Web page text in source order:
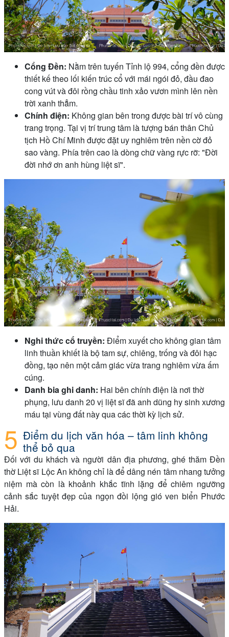
Cổng Đền: Nằm trên tuyến Tỉnh lộ 994, cổng đền được
thiết kế theo lối kiến trúc cổ với mái ngói đỏ, đầu đao
cong vút và đôi rồng chầu tinh xảo vươn mình lên nền
trời xanh thẳm.
Chính điện: Không gian bên trong được bài trí vô cùng
trang trọng. Tại vị trí trung tâm là tượng bán thân Chủ
tịch Hồ Chí Minh được đặt uy nghiêm trên nền cờ đỏ
sao vàng. Phía trên cao là dòng chữ vàng rực rỡ: "Đời
đời nhớ ơn anh hùng liệt sĩ".
Nghi thức cổ truyền: Điểm xuyết cho không gian tâm
linh thuần khiết là bộ tam sự, chiêng, trống và đôi hạc
đồng, tạo nên một cảm giác vừa trang nghiêm vừa ấm
cúng.
Danh bia ghi danh: Hai bên chính điện là nơi thờ
phụng, lưu danh 20 vị liệt sĩ đã anh dũng hy sinh xương
máu tại vùng đất này qua các thời kỳ lịch sử.
Điểm du lịch văn hóa – tâm linh không
thể bỏ qua
Đối với du khách và người dân địa phương, ghé thăm Đền
thờ Liệt sĩ Lộc An không chỉ là để dâng nén tâm nhang tưởng
niệm mà còn là khoảnh khắc tĩnh lặng để chiêm ngưỡng
cảnh sắc tuyệt đẹp của ngọn đồi lộng gió ven biển Phước
Hải.